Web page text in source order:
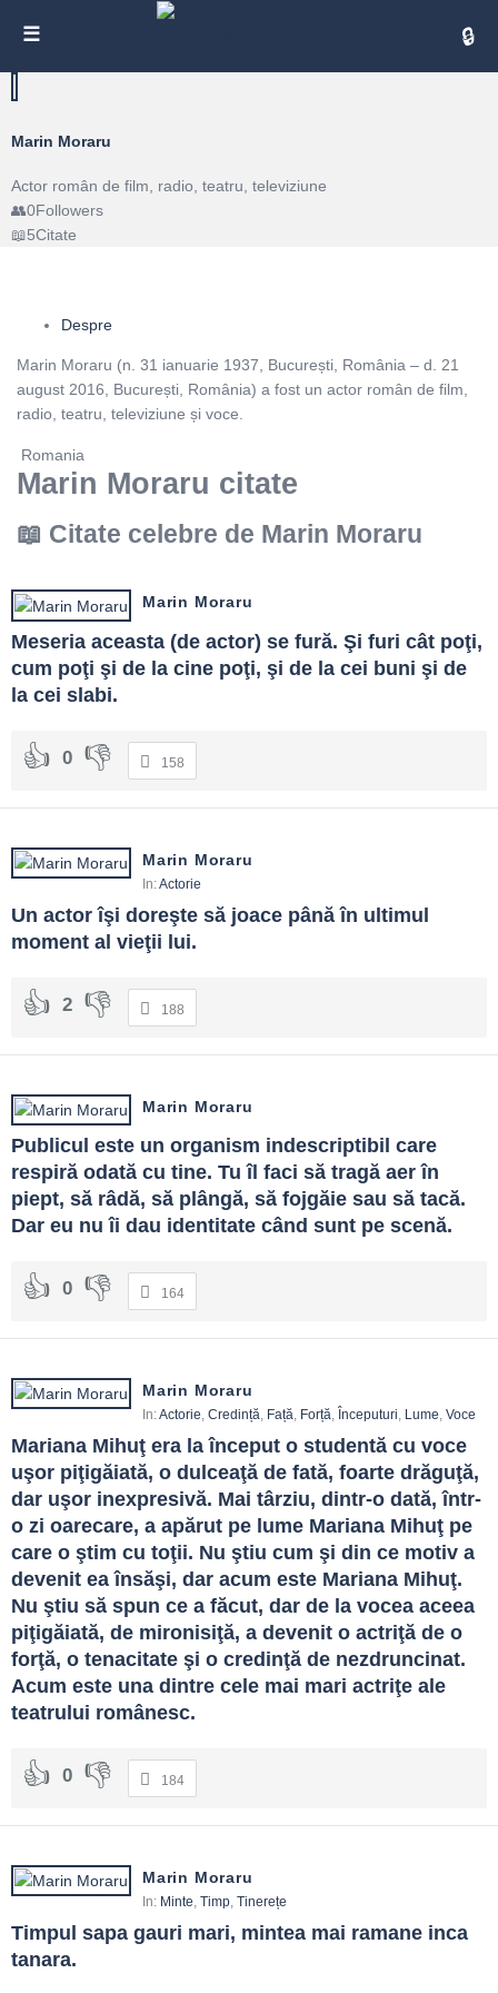
Marin Moraru
Actor român de film, radio, teatru, televiziune
0Followers
5Citate
Despre
Marin Moraru (n. 31 ianuarie 1937, București, România – d. 21
august 2016, București, România) a fost un actor român de film,
radio, teatru, televiziune și voce.
Romania
Marin Moraru citate
Citate celebre de Marin Moraru
Marin Moraru
Meseria aceasta (de actor) se fură. Şi furi cât poţi,
cum poţi şi de la cine poţi, şi de la cei buni şi de
la cei slabi.
0 158
Marin Moraru
In:Actorie
Un actor îşi doreşte să joace până în ultimul
moment al vieţii lui.
2 188
Marin Moraru
Publicul este un organism indescriptibil care
respiră odată cu tine. Tu îl faci să tragă aer în
piept, să râdă, să plângă, să fojgăie sau să tacă.
Dar eu nu îi dau identitate când sunt pe scenă.
0 164
Marin Moraru
In:Actorie, Credință, Față, Forță, Începuturi, Lume, Voce
Mariana Mihuţ era la început o studentă cu voce
uşor piţigăiată, o dulceaţă de fată, foarte drăguţă,
dar uşor inexpresivă. Mai târziu, dintr-o dată, într-
o zi oarecare, a apărut pe lume Mariana Mihuţ pe
care o ştim cu toţii. Nu ştiu cum şi din ce motiv a
devenit ea însăşi, dar acum este Mariana Mihuţ.
Nu ştiu să spun ce a făcut, dar de la vocea aceea
piţigăiată, de mironisiţă, a devenit o actriţă de o
forţă, o tenacitate şi o credinţă de nezdruncinat.
Acum este una dintre cele mai mari actriţe ale
teatrului românesc.
0 184
Marin Moraru
In: Minte, Timp, Tinerețe
Timpul sapa gauri mari, mintea mai ramane inca
tanara.